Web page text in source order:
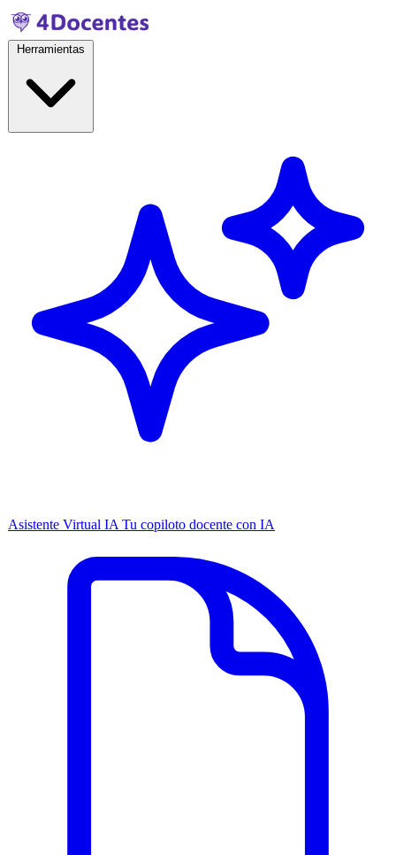
Asistente Virtual IA Tu copiloto docente con IA